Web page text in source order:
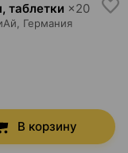
таблетки ×20
, Германия
В корзину